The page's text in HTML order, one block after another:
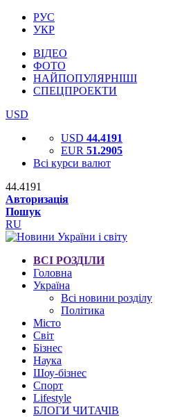
РУС
УКР
ВІДЕО
ФОТО
НАЙПОПУЛЯРНІШІ
СПЕЦПРОЕКТИ
USD
USD 44.4191
EUR 51.2905
Всі курси валют
44.4191
Авторизація
Пошук
RU
ВСІ РОЗДІЛИ
Головна
Україна
Всі новини розділу
Політика
Місто
Світ
Бізнес
Наука
Шоу-бізнес
Спорт
Lifestyle
БЛОГИ ЧИТАЧІВ